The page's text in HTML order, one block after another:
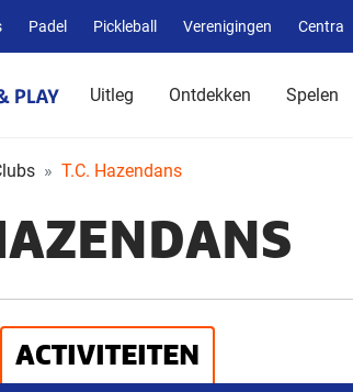
Padel Pickleball Verenigingen Centra
Uitleg Ontdekken Spelen
T.C. Hazendans
ACTIVITEITEN